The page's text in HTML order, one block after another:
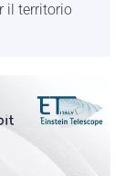
il territorio